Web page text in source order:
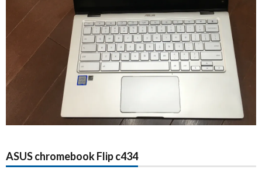
ASUS chromebook Flip c434